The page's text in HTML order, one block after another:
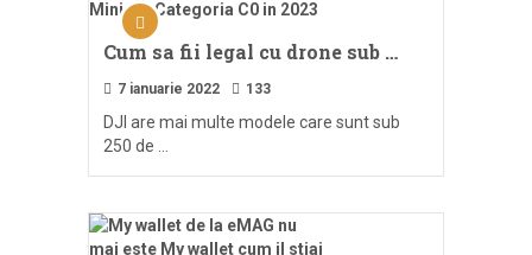
Cum sa fii legal cu drone sub …
7 ianuarie 2022 133
DJI are mai multe modele care sunt sub
250 de …